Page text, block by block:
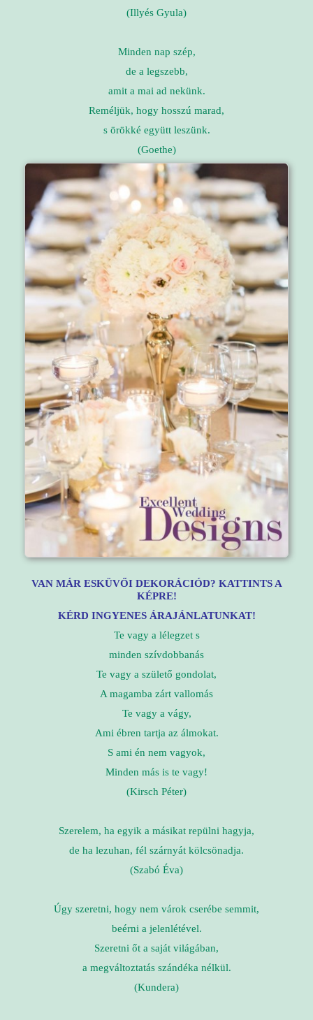
(Illyés Gyula)
Minden nap szép,
de a legszebb,
amit a mai ad nekünk.
Reméljük, hogy hosszú marad,
s örökké együtt leszünk.
(Goethe)
VAN MÁR ESKÜVŐI DEKORÁCIÓD? KATTINTS A
KÉPRE!
KÉRD INGYENES ÁRAJÁNLATUNKAT!
Te vagy a lélegzet s
minden szívdobbanás
Te vagy a születő gondolat,
A magamba zárt vallomás
Te vagy a vágy,
Ami ébren tartja az álmokat.
S ami én nem vagyok,
Minden más is te vagy!
(Kirsch Péter)
Szerelem, ha egyik a másikat repülni hagyja,
de ha lezuhan, fél szárnyát kölcsönadja.
(Szabó Éva)
Úgy szeretni, hogy nem várok cserébe semmit,
beérni a jelenlétével.
Szeretni őt a saját világában,
a megváltoztatás szándéka nélkül.
(Kundera)